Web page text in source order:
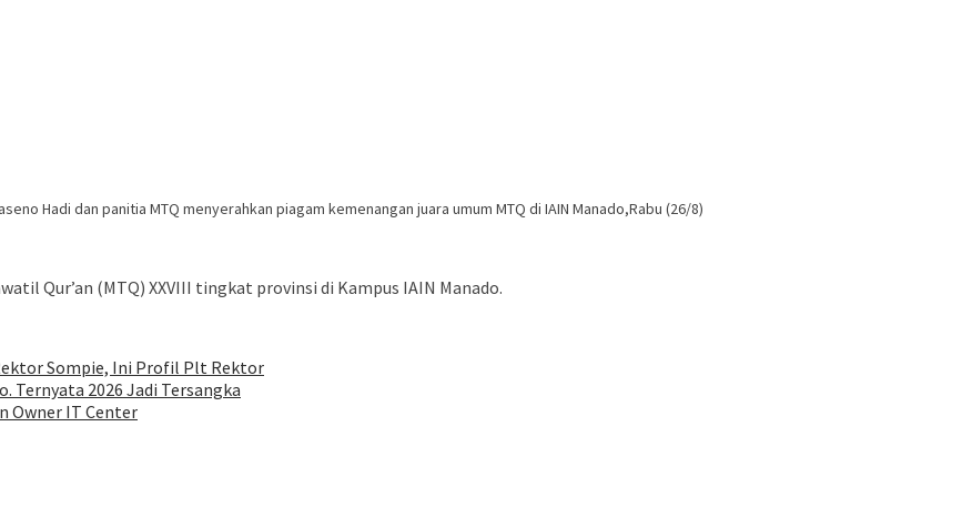
Hadi dan panitia MTQ menyerahkan piagam kemenangan juara umum MTQ di IAIN Manado,Rabu (26/8)
Qur’an (MTQ) XXVIII tingkat provinsi di Kampus IAIN Manado.
Sompie, Ini Profil Plt Rektor
Ternyata 2026 Jadi Tersangka
Owner IT Center